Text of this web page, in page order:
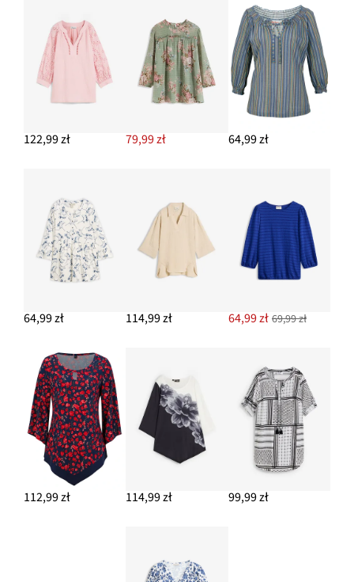
122,99 zł 79,99 zł 64,99 zł
64,99 zł 114,99 zł 64,99 zł 69,99 zł
112,99 zł 114,99 zł 99,99 zł